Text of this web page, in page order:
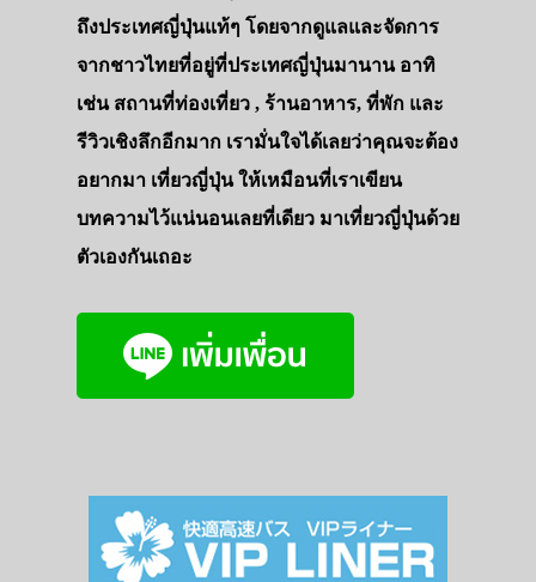
ถึงประเทศญี่ปุ่นแท้ๆ โดยจากดูแลและจัดการ
จากชาวไทยที่อยู่ที่ประเทศญี่ปุ่นมานาน อาทิ
เช่น สถานที่ท่องเที่ยว , ร้านอาหาร, ที่พัก และ
รีวิวเชิงลึกอีกมาก เรามั่นใจได้เลยว่าคุณจะต้อง
อยากมา เที่ยวญี่ปุ่น ให้เหมือนที่เราเขียน
บทความไว้แน่นอนเลยที่เดียว มาเที่ยวญี่ปุ่นด้วย
ตัวเองกันเถอะ